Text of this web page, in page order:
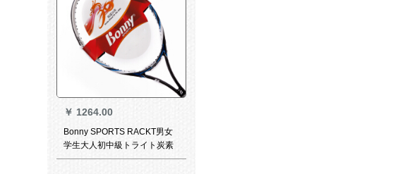
￥ 1264.00
Bonny SPORTS RACKT男女
学生大人初中級トライト炭素
繊維吸震Course 25